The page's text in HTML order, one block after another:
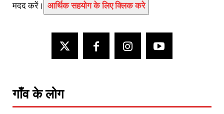
मदद करें। आर्थिक सहयोग के लिए क्लिक करे
गाँव के लोग